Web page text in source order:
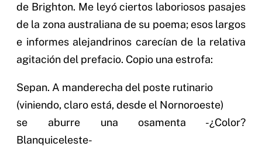
de Brighton. Me leyó ciertos laboriosos pasajes
de la zona australiana de su poema; esos largos
e informes alejandrinos carecían de la relativa
agitación del prefacio. Copio una estrofa:
Sepan. A manderecha del poste rutinario
(viniendo, claro está, desde el Nornoroeste)
se aburre una osamenta -¿Color?
Blanquiceleste-